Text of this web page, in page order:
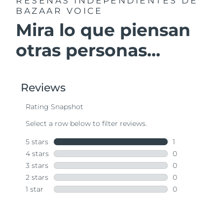
BAZAAR VOICE
Mira lo que piensan
otras personas...